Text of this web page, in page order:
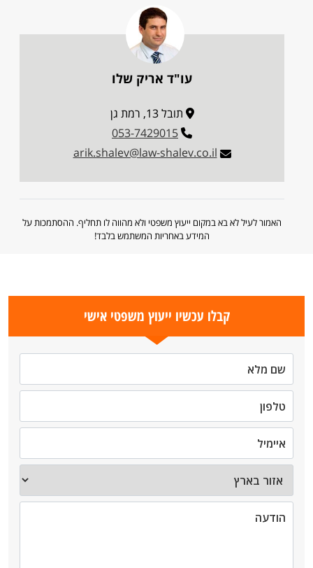
עו"ד אריק שלו
תובל 13, רמת גן
053-7429015
arik.shalev@law-shalev.co.il
האמור לעיל לא בא במקום ייעוץ משפטי ולא מהווה לו תחליף. ההסתמכות על
המידע באחריות המשתמש בלבד!
קבלו עכשיו ייעוץ משפטי אישי